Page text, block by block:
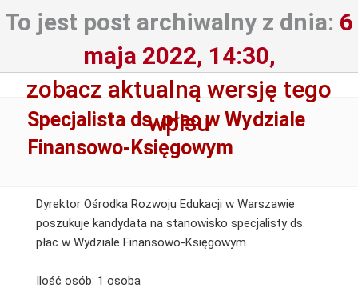
To jest post archiwalny z dnia: 6
maja 2022, 14:30,
zobacz aktualną wersję tego
wpisu
Specjalista ds. płac w Wydziale
Finansowo-Księgowym
Dyrektor Ośrodka Rozwoju Edukacji w Warszawie
poszukuje kandydata na stanowisko specjalisty ds.
płac w Wydziale Finansowo-Księgowym.
Ilość osób: 1 osoba